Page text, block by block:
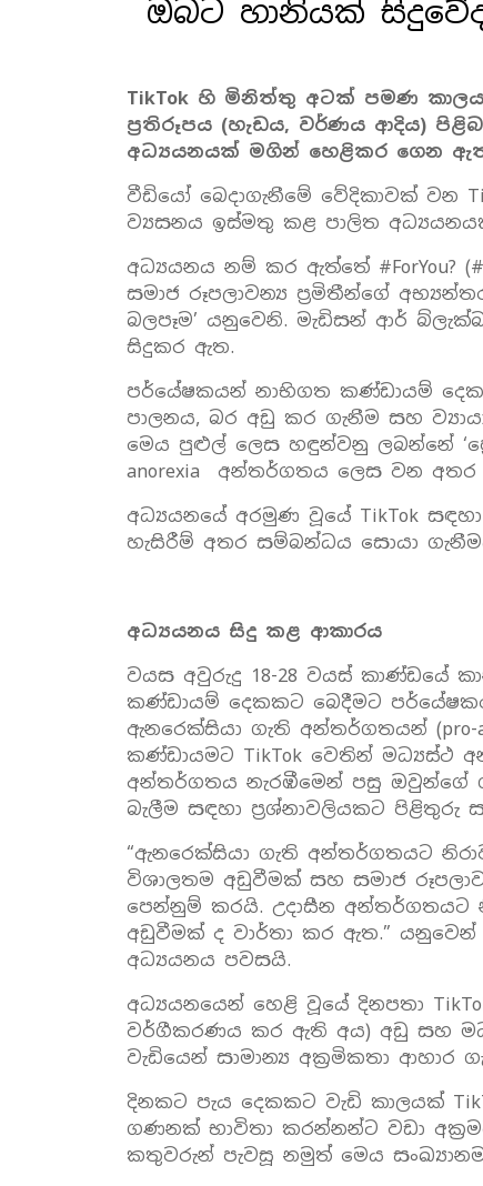
ඔබට හානියක්
TikTok හි මිනිත්තු අටක් පමණ
ප්‍රතිරූපය (හැඩය, වර්ණය ආදිය)
අධ්‍යයනයක් මගින් හෙළිකර ගෙන
වීඩියෝ බෙදාගැනීමේ වේදිකාවක්
ව්‍යසනය ඉස්මතු කළ පාලිත
අධ්‍යයනය නම් කර ඇත්තේ #ForYou?
සමාජ රූපලාවන්‍ය ප්‍රමිතීන්ගේ
බලපෑම’ යනුවෙනි. මැඩිසන් ආර්
සිදුකර ඇත.
පර්යේෂකයන් නාභිගත කණ්ඩායම්
පාලනය, බර අඩු කර ගැනීම සහ
මෙය පුළුල් ලෙස හඳුන්වනු ලබන්නේ
anorexia අන්තර්ගතය ලෙස වන
අධ්‍යයනයේ අරමුණ වූයේ TikTok
හැසිරීම් අතර සම්බන්ධය සොයා
අධ්‍යයනය සිදු කළ ආකාරය
වයස අවුරුදු 18-28 වයස් කාණ්ඩයේ
කණ්ඩායම් දෙකකට බෙදීමට
ඇනරෙක්සියා ගැති අන්තර්ගතයන් (pro-
කණ්ඩායමට TikTok වෙතින් මධ්‍යස්ථ
අන්තර්ගතය නැරඹීමෙන් පසු ඔවුන්ගේ
බැලීම සඳහා ප්‍රශ්නාවලියකට පිළිතුරු
“ඇනරෙක්සියා ගැති අන්තර්ගතයට
විශාලතම අඩුවීමක් සහ සමාජ
පෙන්නුම් කරයි. උදාසීන
අඩුවීමක් ද වාර්තා කර ඇත.” යනුවෙන්
අධ්‍යයනය පවසයි.
අධ්‍යයනයෙන් හෙළි වූයේ දිනපතා
වර්ගීකරණය කර ඇති අය) අඩු සහ
වැඩියෙන් සාමාන්‍ය අක්‍රමිකතා ආහාර
දිනකට පැය දෙකකට වැඩි කාලයක්
ගණනක් භාවිතා කරන්නන්ට වඩා
කතුවරුන් පැවසූ නමුත් මෙය